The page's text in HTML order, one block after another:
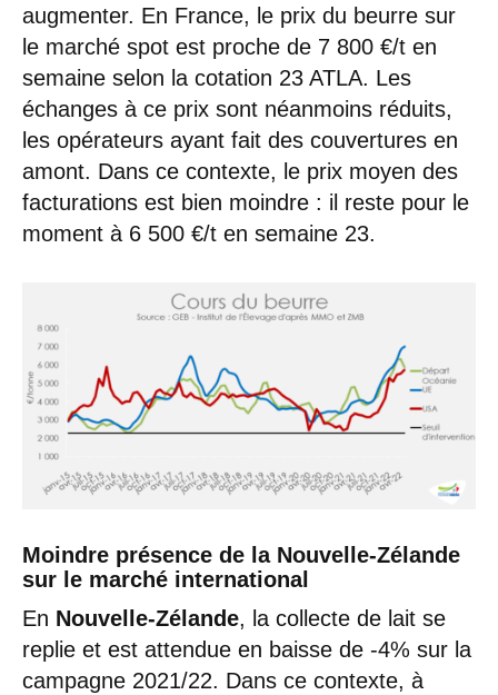
augmenter. En France, le prix du beurre sur
le marché spot est proche de 7 800 €/t en
semaine selon la cotation 23 ATLA. Les
échanges à ce prix sont néanmoins réduits,
les opérateurs ayant fait des couvertures en
amont. Dans ce contexte, le prix moyen des
facturations est bien moindre : il reste pour le
moment à 6 500 €/t en semaine 23.
Moindre présence de la Nouvelle-Zélande
sur le marché international
En Nouvelle-Zélande, la collecte de lait se
replie et est attendue en baisse de -4% sur la
campagne 2021/22. Dans ce contexte, à